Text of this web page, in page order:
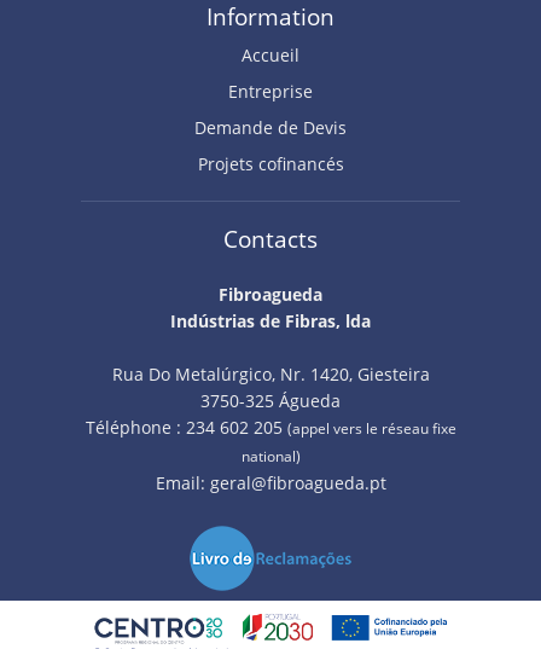
Information
Accueil
Entreprise
Demande de Devis
Projets cofinancés
Contacts
Fibroagueda
Indústrias de Fibras, lda
Rua Do Metalúrgico, Nr. 1420, Giesteira
3750-325 Águeda
Téléphone : 234 602 205 (appel vers le réseau fixe
national)
Email: geral@fibroagueda.pt